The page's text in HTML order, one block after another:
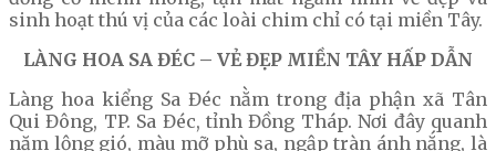
sinh hoạt thú vị của các loài chim chỉ có tại miền Tây.
LÀNG HOA SA ĐÉC – VẺ ĐẸP MIỀN TÂY HẤP DẪN
Làng hoa kiểng Sa Đéc nằm trong địa phận xã Tân
Qui Đông, TP. Sa Đéc, tỉnh Đồng Tháp. Nơi đây quanh
năm lộng gió, màu mỡ phù sa, ngập tràn ánh nắng, là